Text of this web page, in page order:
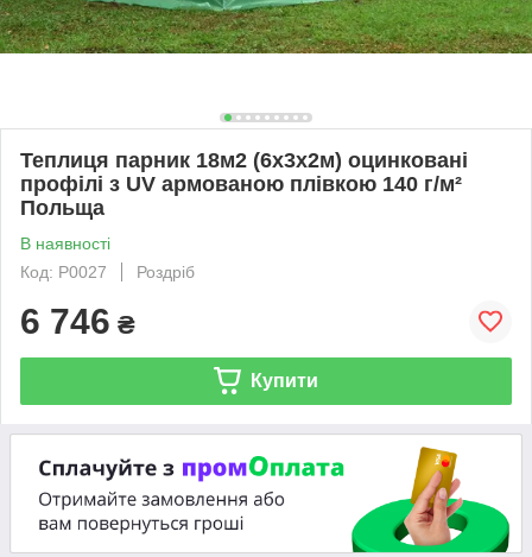
Теплиця парник 18м2 (6х3х2м) оцинковані
профілі з UV армованою плівкою 140 г/м²
Польща
В наявності
Код: P0027
Роздріб
6 746 ₴
Купити